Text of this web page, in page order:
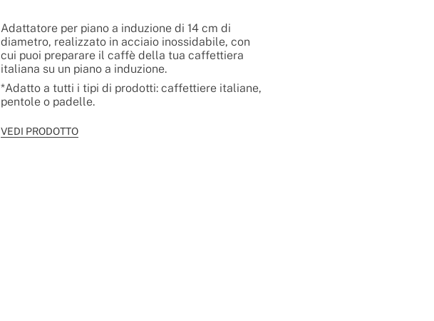
Adattatore per piano a induzione di 14 cm di
diametro, realizzato in acciaio inossidabile, con
cui puoi preparare il caffè della tua caffettiera
italiana su un piano a induzione.
*Adatto a tutti i tipi di prodotti: caffettiere italiane,
pentole o padelle.
VEDI PRODOTTO